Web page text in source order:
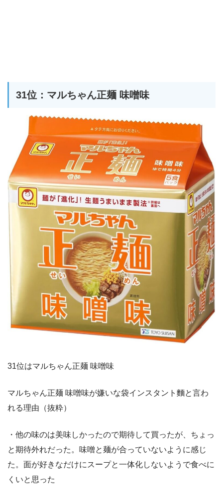
31位：マルちゃん正麺 味噌味
31位はマルちゃん正麺 味噌味
マルちゃん正麺 味噌味が嫌いな袋インスタント麵と言わ
れる理由（抜粋）
・他の味のは美味しかったので期待して買ったが、ちょっ
と期待外れだった。味噌と麺が合っていないように感じ
た。面が好きなだけにスープと一体化しないようで食べに
くいと思った